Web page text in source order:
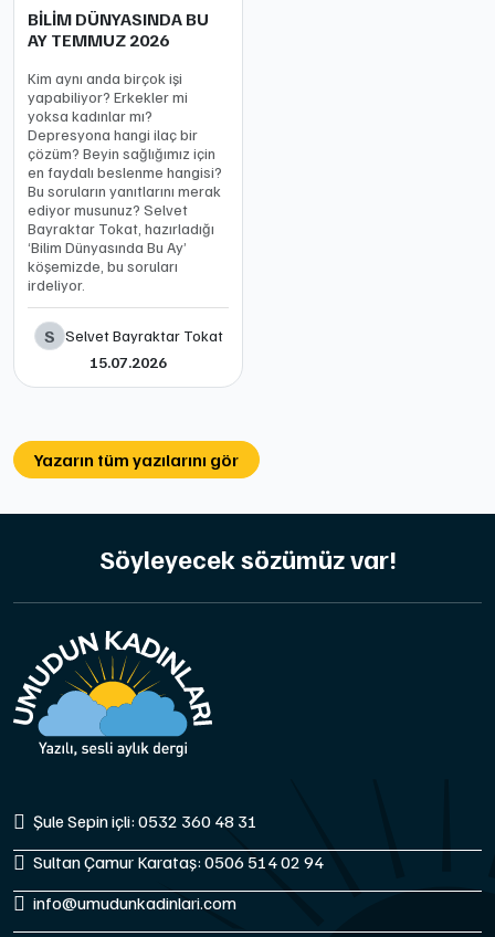
BİLİM DÜNYASINDA BU
AY TEMMUZ 2026
Kim aynı anda birçok işi
yapabiliyor? Erkekler mi
yoksa kadınlar mı?
Depresyona hangi ilaç bir
çözüm? Beyin sağlığımız için
en faydalı beslenme hangisi?
Bu soruların yanıtlarını merak
ediyor musunuz? Selvet
Bayraktar Tokat, hazırladığı
‘Bilim Dünyasında Bu Ay’
köşemizde, bu soruları
irdeliyor.
S Selvet Bayraktar Tokat
15.07.2026
Yazarın tüm yazılarını gör
Söyleyecek sözümüz var!
Şule Sepin içli: 0532 360 48 31
Sultan Çamur Karataş: 0506 514 02 94
info@umudunkadinlari.com